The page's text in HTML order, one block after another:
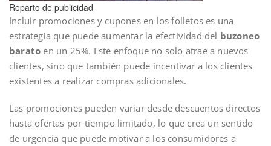
Reparto de publicidad
Incluir promociones y cupones en los folletos es una
estrategia que puede aumentar la efectividad del buzoneo
barato en un 25%. Este enfoque no solo atrae a nuevos
clientes, sino que también puede incentivar a los clientes
existentes a realizar compras adicionales.
Las promociones pueden variar desde descuentos directos
hasta ofertas por tiempo limitado, lo que crea un sentido
de urgencia que puede motivar a los consumidores a